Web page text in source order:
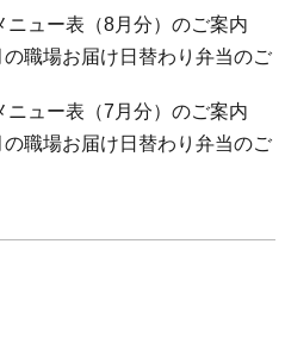
ュー表（8月分）のご案内
の職場お届け日替わり弁当のご
ュー表（7月分）のご案内
の職場お届け日替わり弁当のご